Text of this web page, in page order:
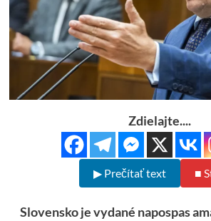
Zdielajte....
▶ Prečítať text ■
Slovensko je vydané napospas